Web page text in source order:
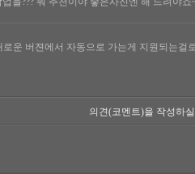
로운 버젼에서 자동으로 가는게 지원되는걸
의견(코멘트)을 작성하